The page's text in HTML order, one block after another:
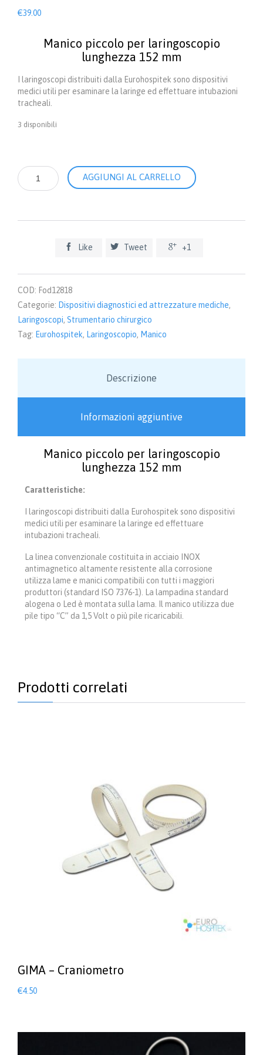
€39.00
Manico piccolo per laringoscopio
lunghezza 152 mm
I laringoscopi distribuiti dalla Eurohospitek sono dispositivi
medici utili per esaminare la laringe ed effettuare intubazioni
tracheali.
3 disponibili
Manico
piccolo
-
AGGIUNGI AL CARRELLO
 Like  Tweet  +1
COD: Fod12818
Categorie: Dispositivi diagnostici ed attrezzature mediche,
Laringoscopi, Strumentario chirurgico
Tag: Eurohospitek, Laringoscopio, Manico
Descrizione
Informazioni aggiuntive
Manico piccolo per laringoscopio
lunghezza 152 mm
Caratteristiche:
I laringoscopi distribuiti dalla Eurohospitek sono dispositivi
medici utili per esaminare la laringe ed effettuare
intubazioni tracheali.
La linea convenzionale costituita in acciaio INOX
antimagnetico altamente resistente alla corrosione
utilizza lame e manici compatibili con tutti i maggiori
produttori (standard ISO 7376-1). La lampadina standard
alogena o Led è montata sulla lama. Il manico utilizza due
pile tipo “C” da 1,5 Volt o più pile ricaricabili.
Prodotti correlati
GIMA – Craniometro
€4.50